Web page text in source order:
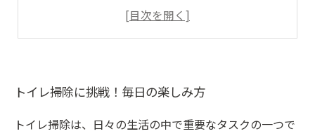
トイレ掃除が変える！居心地の良い空間づくり
トイレ掃除に挑戦！毎日の楽しみ方
トイレ掃除は、日々の生活の中で重要なタスクの一つで